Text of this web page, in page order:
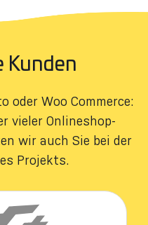
Kunden
oder Woo Commerce:
vieler Onlineshop-
wir auch Sie bei der
Projekts.